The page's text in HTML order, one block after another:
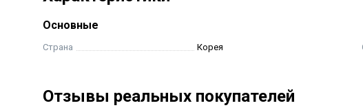
Основные
Страна Корея
Отзывы реальных покупателей